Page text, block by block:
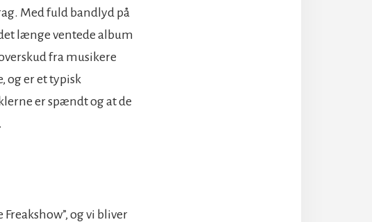
Med fuld bandlyd på
længe ventede album
fra musikere
og er et typisk
er spændt og at de
og vi bliver